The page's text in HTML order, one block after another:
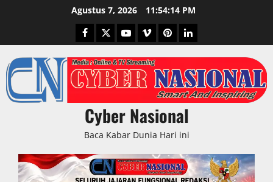
Agustus 7, 2026 11:54:16 PM
Facebook
TwitterYoutubeVimeoPinterestLinkedIn
Cyber Nasional
Baca Kabar Dunia Hari ini